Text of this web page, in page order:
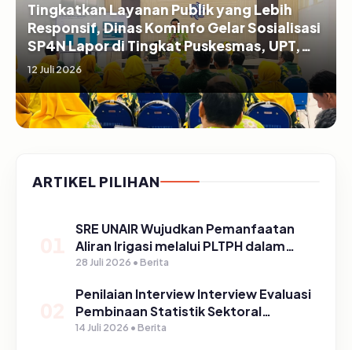
Tingkatkan Layanan Publik yang Lebih
Responsif, Dinas Kominfo Gelar Sosialisasi
SP4N Lapor di Tingkat Puskesmas, UPT,
serta SD/SMP di Kabupaten Pasuruan
12 Juli 2026
ARTIKEL PILIHAN
SRE UNAIR Wujudkan Pemanfaatan
Aliran Irigasi melalui PLTPH dalam
Program TIRTA PELITA di Desa
28 Juli 2026 • Berita
Penilaian Interview Interview Evaluasi
Pembinaan Statistik Sektoral
Kabupaten Pasuruan
14 Juli 2026 • Berita